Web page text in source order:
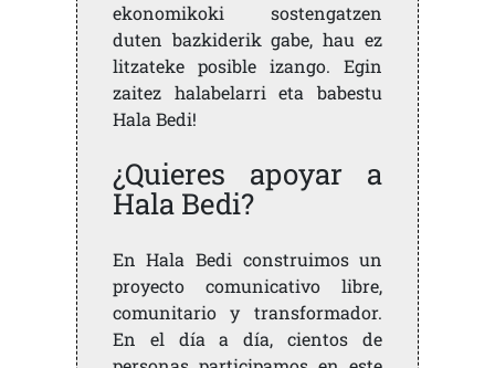
ekonomikoki sostengatzen
duten bazkiderik gabe, hau ez
litzateke posible izango. Egin
zaitez halabelarri eta babestu
Hala Bedi!
¿Quieres apoyar a
Hala Bedi?
En Hala Bedi construimos un
proyecto comunicativo libre,
comunitario y transformador.
En el día a día, cientos de